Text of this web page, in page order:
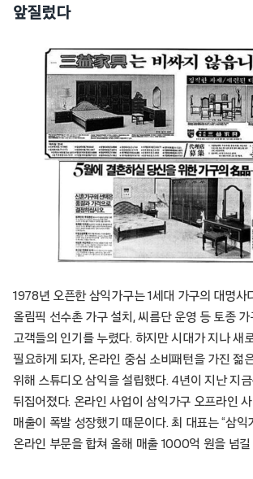
앞질렀다
1978년 오픈한 삼익가구는 1세대 가구의 대명사
올림픽 선수촌 가구 설치, 씨름단 운영 등 토종
고객들의 인기를 누렸다. 하지만 시대가 지나 새
필요하게 되자, 온라인 중심 소비패턴을 가진 젊
위해 스튜디오 삼익을 설립했다. 4년이 지난 지
뒤집어졌다. 온라인 사업이 삼익가구 오프라인
매출이 폭발 성장했기 때문이다. 최 대표는 “삼익
온라인 부문을 합쳐 올해 매출 1000억 원을 넘길